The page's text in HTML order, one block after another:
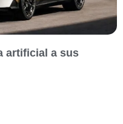
artificial a sus